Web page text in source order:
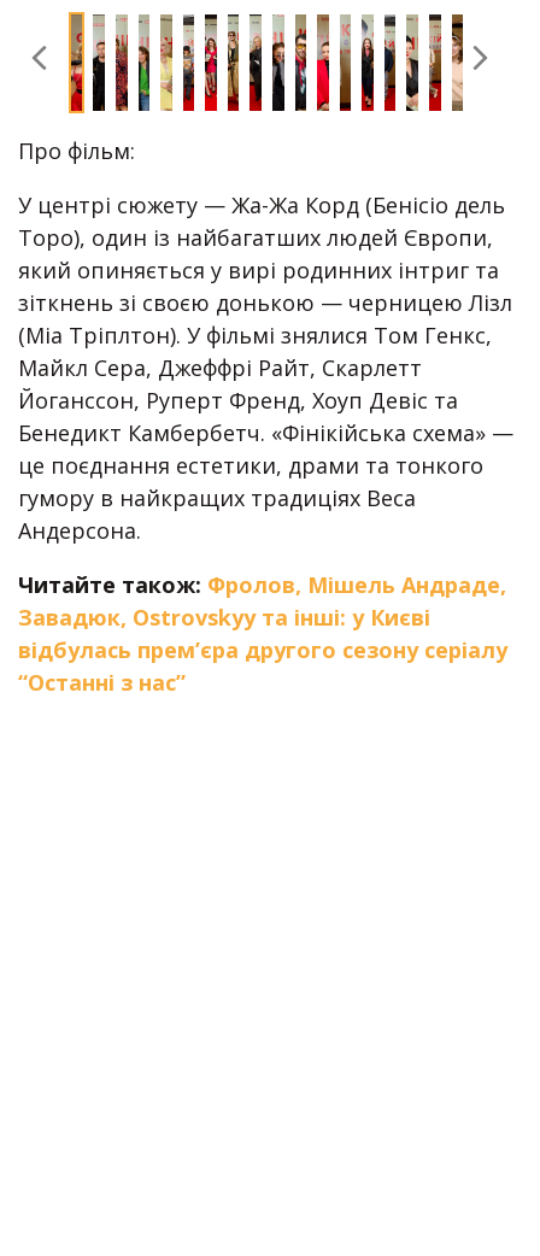
Про фільм:
У центрі сюжету — Жа-Жа Корд (Бенісіо дель
Торо), один із найбагатших людей Європи,
який опиняється у вирі родинних інтриг та
зіткнень зі своєю донькою — черницею Лізл
(Міа Тріплтон). У фільмі знялися Том Генкс,
Майкл Сера, Джеффрі Райт, Скарлетт
Йоганссон, Руперт Френд, Хоуп Девіс та
Бенедикт Камбербетч. «Фінікійська схема» —
це поєднання естетики, драми та тонкого
гумору в найкращих традиціях Веса
Андерсона.
Читайте також: Фролов, Мішель Андраде,
Завадюк, Оstrovskyу та інші: у Києві
відбулась прем’єра другого сезону серіалу
“Останні з нас”